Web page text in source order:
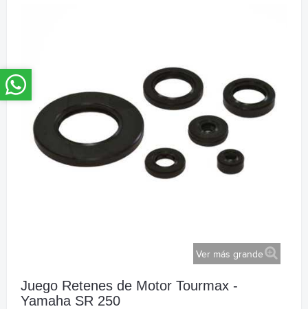
Ver más grande
Juego Retenes de Motor Tourmax -
Yamaha SR 250